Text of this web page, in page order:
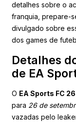
detalhes sobre o
franquia, prepare-
divulgado sobre
dos games de
Detalhes
de EA
O EA Sports FC 26
para 26 de
vazadas pelo